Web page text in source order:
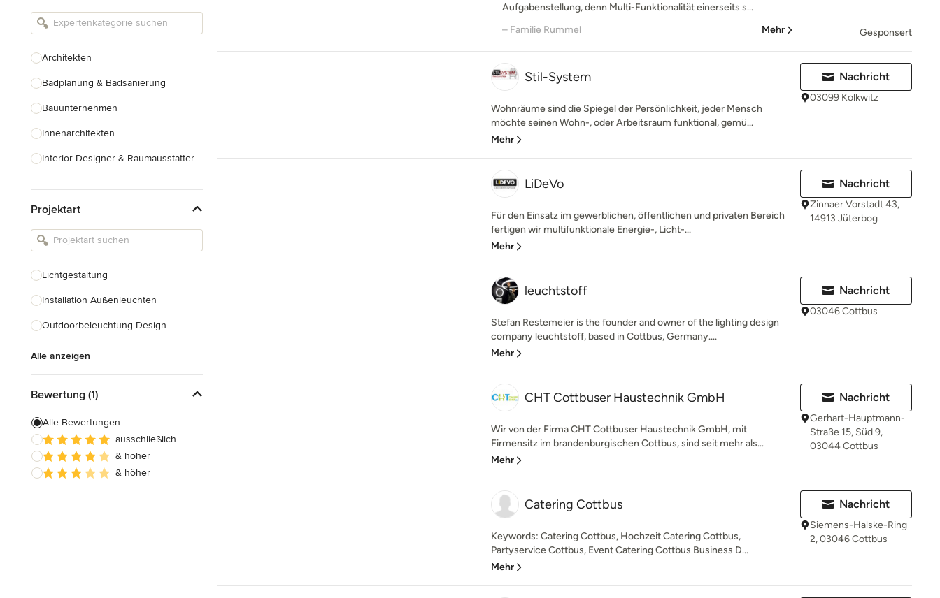
Architekten
Badplanung & Badsanierung
Bauunternehmen
Innenarchitekten
Interior Designer & Raumausstatter
Landschaftsarchitekten
Armaturen & Sanitärbedarf
Einbauschränke
Projektart
Lichtgestaltung
Installation Außenleuchten
Outdoorbeleuchtung-Design
Alle anzeigen
Bewertung (1)
Alle Bewertungen
ausschließlich
& höher
& höher
Aufgabenstellung, denn Multi-Funktionalität einerseits s...
– Familie Rummel
Mehr Gesponsert
Stil-System
Wohnräume sind die Spiegel der Persönlichkeit, jeder Mensch
möchte seinen Wohn-, oder Arbeitsraum funktional, gemü...
Mehr
Nachricht
03099 Kolkwitz
LiDeVo
Für den Einsatz im gewerblichen, öffentlichen und privaten Bereich
fertigen wir multifunktionale Energie-, Licht-...
Mehr
Nachricht
Zinnaer Vorstadt 43,
14913 Jüterbog
leuchtstoff
Stefan Restemeier is the founder and owner of the lighting design
company leuchtstoff, based in Cottbus, Germany....
Mehr
Nachricht
03046 Cottbus
CHT Cottbuser Haustechnik GmbH
Wir von der Firma CHT Cottbuser Haustechnik GmbH, mit
Firmensitz im brandenburgischen Cottbus, sind seit mehr als...
Mehr
Nachricht
Gerhart-Hauptmann-
Straße 15, Süd 9,
03044 Cottbus
Catering Cottbus
Keywords: Catering Cottbus, Hochzeit Catering Cottbus,
Partyservice Cottbus, Event Catering Cottbus Business D...
Mehr
Nachricht
Siemens-Halske-Ring
2, 03046 Cottbus